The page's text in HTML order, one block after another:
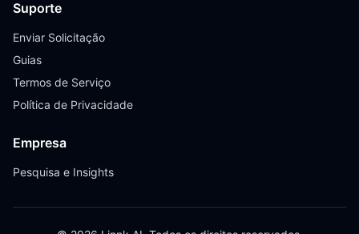
Suporte
Enviar Solicitação
Guias
Termos de Serviço
Política de Privacidade
Empresa
Pesquisa e Insights